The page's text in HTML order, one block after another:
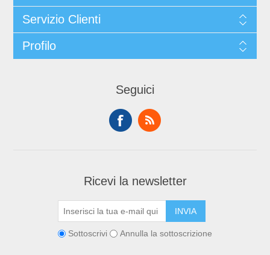
Servizio Clienti
Profilo
Seguici
Ricevi la newsletter
Sottoscrivi Annulla la sottoscrizione